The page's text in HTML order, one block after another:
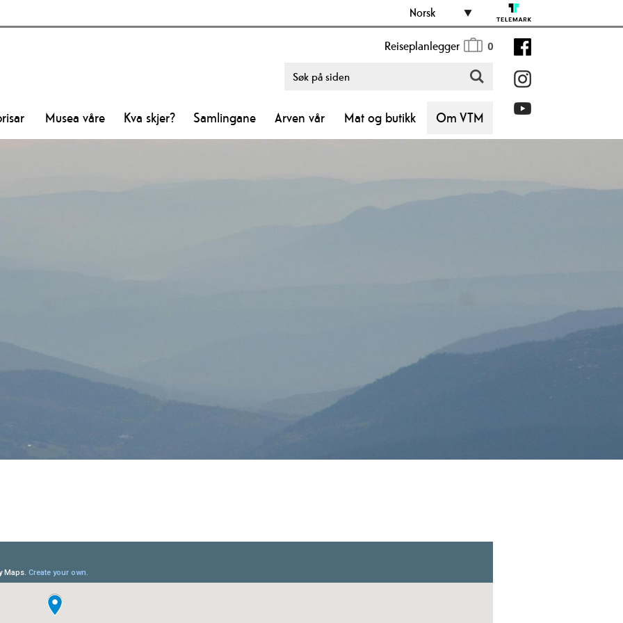
Norsk
Reiseplanlegger 0
Musea våre Kva skjer? Samlingane Arven vår Mat og butikk Om VTM